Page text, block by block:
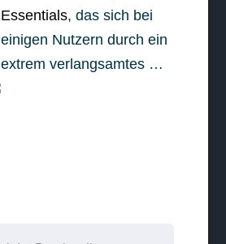
Essentials, das sich bei
einigen Nutzern durch ein
extrem verlangsamtes …